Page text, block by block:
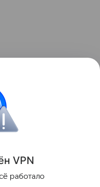
Поделиться
VPN
работало